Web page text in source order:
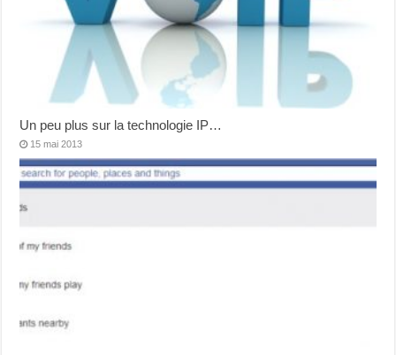
Un peu plus sur la technologie IP…
15 mai 2013